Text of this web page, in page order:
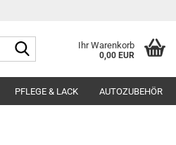
Ihr Warenkorb
0,00 EUR
PFLEGE & LACK AUTOZUBEHÖR